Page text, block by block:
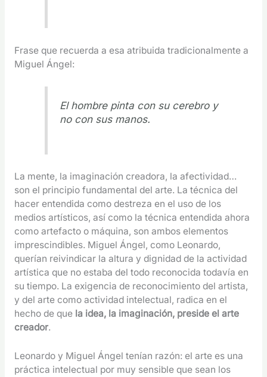
Frase que recuerda a esa atribuida tradicionalmente a
Miguel Ángel:
El hombre pinta con su cerebro y
no con sus manos.
La mente, la imaginación creadora, la afectividad…
son el principio fundamental del arte. La técnica del
hacer entendida como destreza en el uso de los
medios artísticos, así como la técnica entendida ahora
como artefacto o máquina, son ambos elementos
imprescindibles. Miguel Ángel, como Leonardo,
querían reivindicar la altura y dignidad de la actividad
artística que no estaba del todo reconocida todavía en
su tiempo. La exigencia de reconocimiento del artista,
y del arte como actividad intelectual, radica en el
hecho de quela idea, la imaginación, preside el arte
creador.
Leonardo y Miguel Ángel tenían razón: el arte es una
práctica intelectual por muy sensible que sean los